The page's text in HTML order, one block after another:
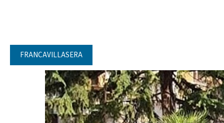
FRANCAVILLASERA